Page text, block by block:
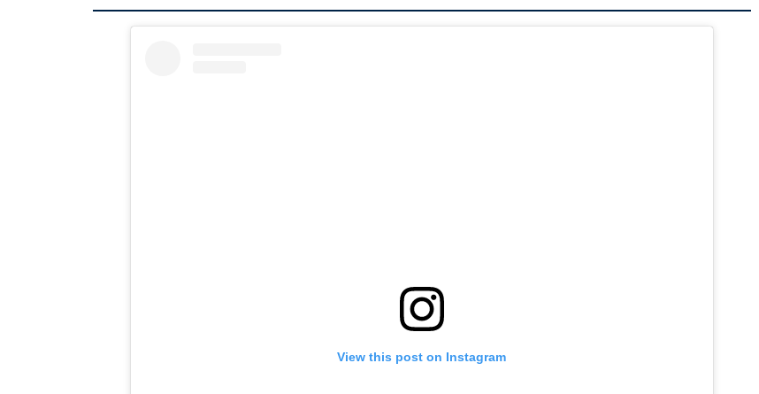
View this post on Instagram